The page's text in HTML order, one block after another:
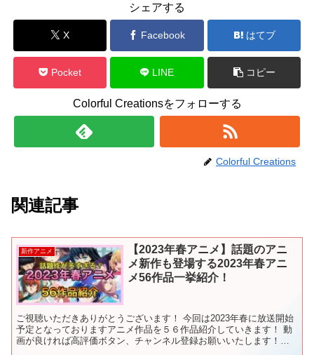
シェアする
X Facebook はてブ
Pocket LINE コピー
Colorful Creationsをフォローする
Colorful Creations
関連記事
新作アニメ
【2023年春アニメ】話題のアニ
メ新作も登場する2023年春アニ
メ56作品一挙紹介！
ご視聴いただきありがとうございます！ 今回は2023年春に放送開始
予定となっておりますアニメ作品を５６作品紹介していきます！ 動
画が良ければ高評価ボタン、チャンネル登録お願いいたします！！